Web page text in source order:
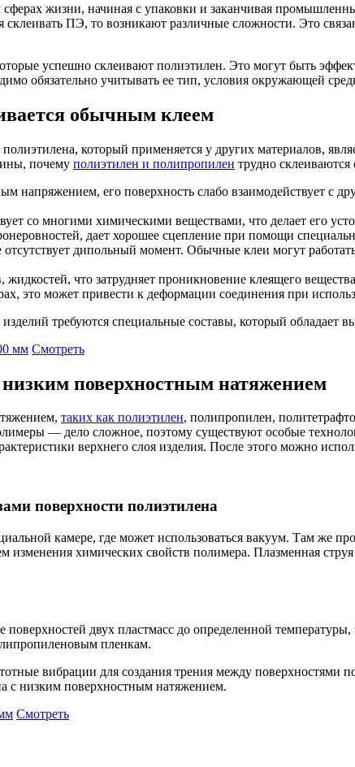
жизни, начиная с упаковки и заканчивая
склеивать ПЭ, то возникают различные сложности. Это
успешно склеивают полиэтилен. Это могут быть
обязательно учитывать ее тип, условия окружающей
обычным клеем
который применяется у других материалов,
почему полиэтилен и полипропилен трудно
напряжением, его поверхность слабо взаимодействует с
со многими химическими веществами, что делает его
дает хорошее сцепление при помощи
отсутствует дипольный момент. Обычные клеи могут
что затрудняет проникновение клеящего
это может привести к деформации соединения при
требуются специальные составы, который обладает
мм Смотреть
поверхностным натяжением
таких как полиэтилен, полипропилен,
— дело сложное, поэтому существуют особые
верхнего слоя изделия. После этого можно
поверхности полиэтилена
камере, где может использоваться вакуум. Там же
изменения химических свойств полимера. Плазменная
поверхностей двух пластмасс до определенной
пленкам.
вибрации для создания трения между
с низким поверхностным натяжением.
Смотреть